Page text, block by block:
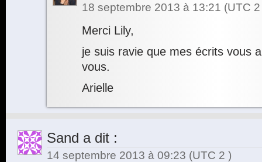
18 septembre 2013 à 13:21 (UTC
Merci Lily,
je suis ravie que mes écrits vous
vous.
Arielle
Sand a dit :
14 septembre 2013 à 09:23 (UTC 2 )